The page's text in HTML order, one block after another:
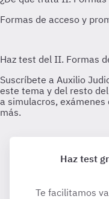
Haz test
Te facilitamos